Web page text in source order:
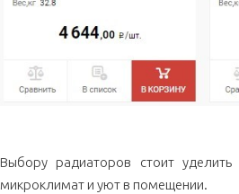
Выбору радиаторов стоит
микроклимат и уют в помещении.